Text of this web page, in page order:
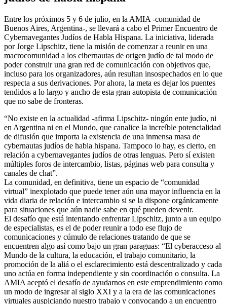
Entre los próximos 5 y 6 de julio, en la AMIA -comunidad de
Buenos Aires, Argentina-, se llevará a cabo el Primer Encuentro de
Cybernavegantes Judíos de Habla Hispana. La iniciativa, liderada
por Jorge Lipschitz, tiene la misión de comenzar a reunir en una
macrocomunidad a los cibernautas de origen judío de tal modo de
poder construir una gran red de comunicación con objetivos que,
incluso para los organizadores, aún resultan insospechados en lo que
respecta a sus derivaciones. Por ahora, la meta es dejar los puentes
tendidos a lo largo y ancho de esta gran autopista de comunicación
que no sabe de fronteras.
“No existe en la actualidad -afirma Lipschitz- ningún ente judío, ni
en Argentina ni en el Mundo, que canalice la increíble potencialidad
de difusión que importa la existencia de una inmensa masa de
cybernautas judíos de habla hispana. Tampoco lo hay, es cierto, en
relación a cybernavegantes judíos de otras lenguas. Pero sí existen
múltiples foros de intercambio, listas, páginas web para consulta y
canales de chat”.
La comunidad, en definitiva, tiene un espacio de “comunidad
virtual” inexplotado que puede tener aún una mayor influencia en la
vida diaria de relación e intercambio si se la dispone orgánicamente
para situaciones que aún nadie sabe en qué pueden devenir.
El desafío que está intentando enfrentar Lipschitz, junto a un equipo
de especialistas, es el de poder reunir a todo ese flujo de
comunicaciones y cúmulo de relaciones tratando de que se
encuentren algo así como bajo un gran paraguas: “El cyberacceso al
Mundo de la cultura, la educación, el trabajo comunitario, la
promoción de la aliá o el esclarecimiento está descentralizado y cada
uno actúa en forma independiente y sin coordinación o consulta. La
AMIA aceptó el desafío de ayudarnos en este emprendimiento como
un modo de ingresar al siglo XXI y a la era de las comunicaciones
virtuales auspiciando nuestro trabajo y convocando a un encuentro